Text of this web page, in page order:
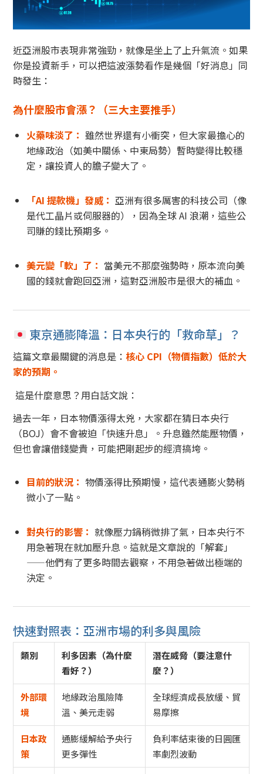
近亞洲股市表現非常強勁，就像是坐上了上升氣流。如果
你是投資新手，可以把這波漲勢看作是幾個「好消息」同
時發生：
為什麼股市會漲？（三大主要推手）
火藥味淡了： 雖然世界還有小衝突，但大家最擔心的
地緣政治（如美中關係、中東局勢）暫時變得比較穩
定，讓投資人的膽子變大了。
「AI 提款機」發威： 亞洲有很多厲害的科技公司（像
是代工晶片或伺服器的），因為全球 AI 浪潮，這些公
司賺的錢比預期多。
美元變「軟」了： 當美元不那麼強勢時，原本流向美
國的錢就會跑回亞洲，這對亞洲股市是很大的補血。
東京通膨降溫：日本央行的「救命草」？
這篇文章最關鍵的消息是：核心 CPI（物價指數）低於大
家的預期。
這是什麼意思？用白話文說：
過去一年，日本物價漲得太兇，大家都在猜日本央行
（BOJ）會不會被迫「快速升息」。升息雖然能壓物價，
但也會讓借錢變貴，可能把剛起步的經濟搞垮。
目前的狀況： 物價漲得比預期慢，這代表通膨火勢稍
微小了一點。
對央行的影響： 就像壓力鍋稍微排了氣，日本央行不
用急著現在就加壓升息。這就是文章說的「解套」
——他們有了更多時間去觀察，不用急著做出極端的
決定。
快速對照表：亞洲市場的利多與風險
類別
利多因素（為什麼
看好？）
潛在威脅（要注意什
麼？）
外部環
境
地緣政治風險降
溫、美元走弱
全球經濟成長放緩、貿
易摩擦
日本政
策
通膨緩解給予央行
更多彈性
負利率結束後的日圓匯
率劇烈波動